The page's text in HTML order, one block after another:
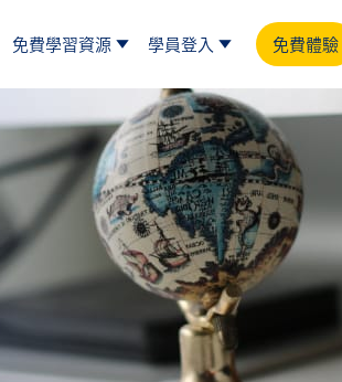
免費學習資源 學員登入 免費體驗